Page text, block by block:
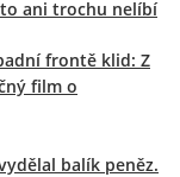
ani trochu nelíbí
frontě klid: Z
film o
balík peněz.